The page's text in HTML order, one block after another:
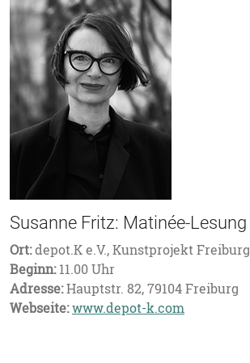
Susanne Fritz: Matinée-Lesung
Ort:depot.K e.V., Kunstprojekt Freiburg
Beginn:11.00 Uhr
Adresse:Hauptstr. 82, 79104 Freiburg
Webseite:www.depot-k.com